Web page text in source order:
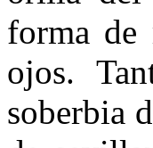
forma de
ojos.
soberbia